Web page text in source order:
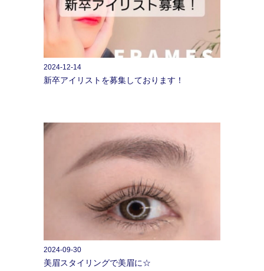
2024-12-14
新卒アイリストを募集しております！
2024-09-30
美眉スタイリングで美眉に☆